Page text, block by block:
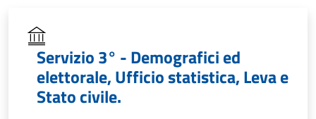
Servizio 3° - Demografici ed
elettorale, Ufficio statistica, Leva e
Stato civile.